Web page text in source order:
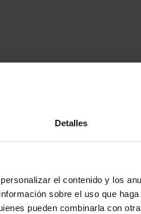
Detalles
el contenido y los
sobre el uso que
pueden combinarla con